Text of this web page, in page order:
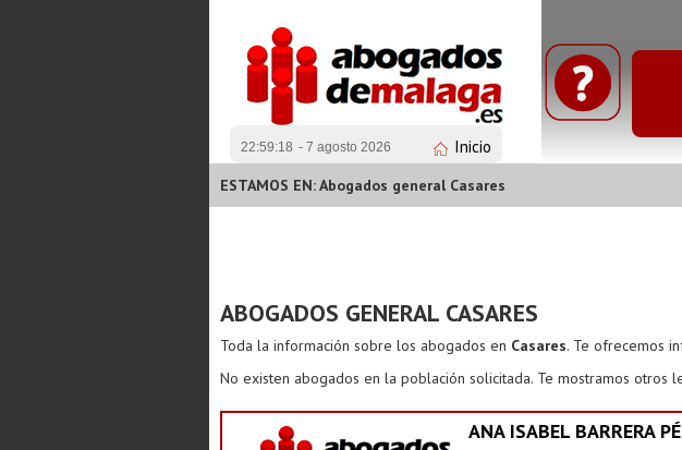
22:59:19 - 7 agosto 2026 Inicio
ESTAMOS EN: Abogados general Casares
ABOGADOS GENERAL CASARES
Toda la información sobre los abogados en Casares. Te ofrecemos
No existen abogados en la población solicitada. Te mostramos otros
ANA ISABEL BARRERA